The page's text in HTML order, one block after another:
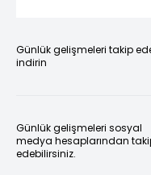
Günlük gelişmeleri takip
indirin
Günlük gelişmeleri sosyal
medya hesaplarından
edebilirsiniz.